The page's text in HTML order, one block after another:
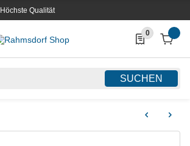
Höchste Qualität
SUCHEN
0
0 Produkte in